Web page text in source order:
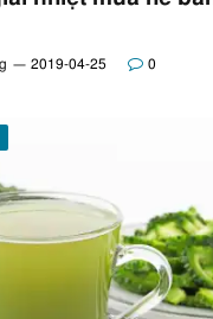
2019-04-25 0